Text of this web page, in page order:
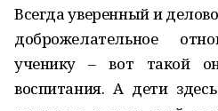
Всегда уверенный и
доброжелательное
ученику – вот такой
воспитания. А дети